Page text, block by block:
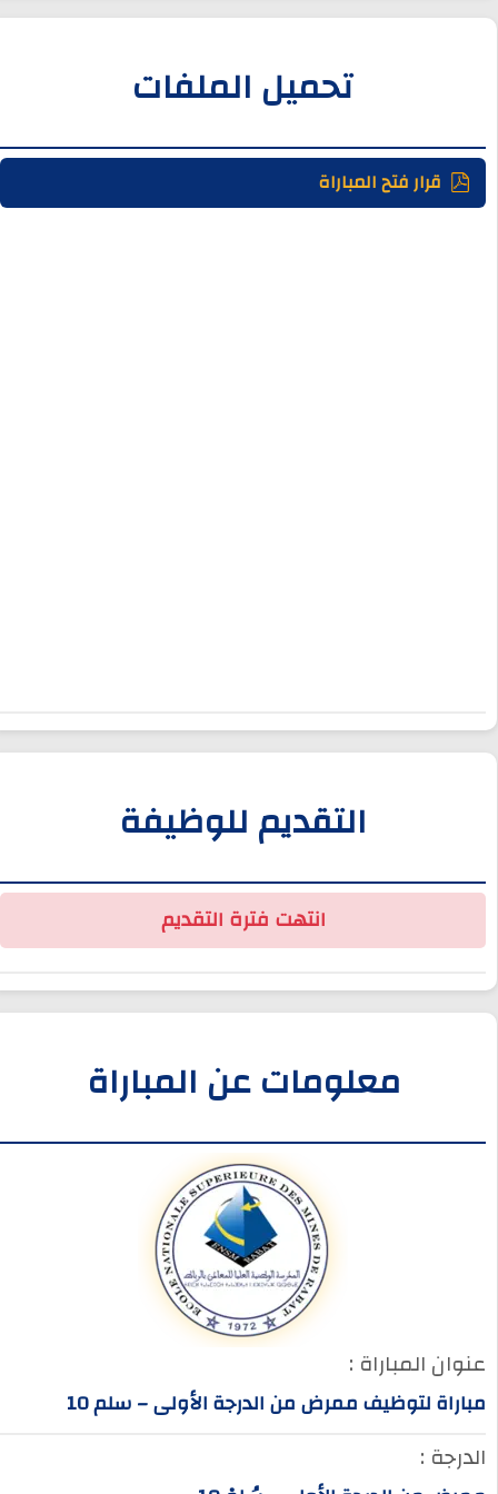
تحميل الملفات
قرار فتح المباراة
التقديم للوظيفة
انتهت فترة التقديم
معلومات عن المباراة
عنوان المباراة :
مباراة لتوظيف ممرض من الدرجة الأولى – سلم 10
الدرجة :